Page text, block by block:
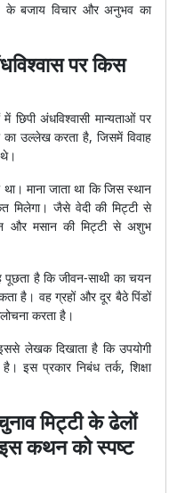
बजाय विचार और अनुभव का
पर किस
अंधविश्वासी मान्यताओं पर
उल्लेख करता है, जिसमें विवाह
माना जाता था कि जिस स्थान
मिलेगा। जैसे वेदी की मिट्टी से
और मसान की मिट्टी से अशुभ
है कि जीवन-साथी का चयन
है। वह ग्रहों और दूर बैठे पिंडों
करता है।
लेखक दिखाता है कि उपयोगी
इस प्रकार निबंध तर्क, शिक्षा
मिट्टी के ढेलों
इस कथन को स्पष्ट